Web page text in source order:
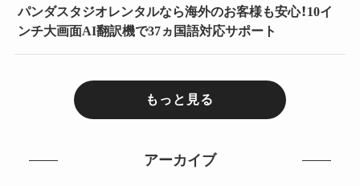
パンダスタジオレンタルなら海外のお客様も安心！10イ
ンチ大画面AI翻訳機で37ヵ国語対応サポート
もっと見る
アーカイブ